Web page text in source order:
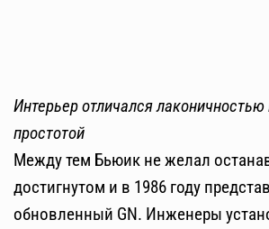
Интерьер отличался лаконичностью
простотой
Между тем Бьюик не желал
достигнутом и в 1986 году
обновленный GN. Инженеры